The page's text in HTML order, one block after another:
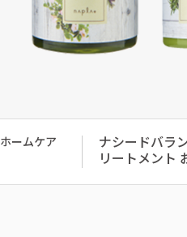
ホームケア
ナシードバラ
リートメント